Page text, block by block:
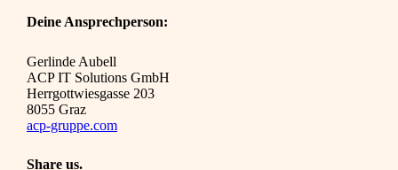
Deine Ansprechperson:
Gerlinde Aubell
ACP IT Solutions GmbH
Herrgottwiesgasse 203
8055 Graz
acp-gruppe.com
Share us.